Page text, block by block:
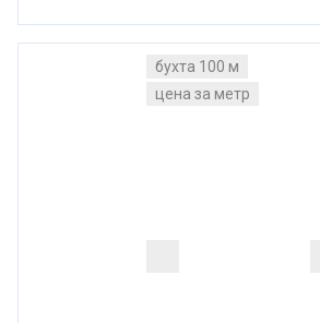
бухта 100 м
цена за метр